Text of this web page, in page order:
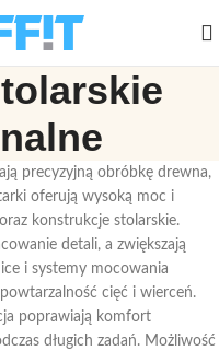
precyzyjną obróbkę drewna,
oferują wysoką moc i
konstrukcje stolarskie.
detali, a zwiększają
i systemy mocowania
cięć i wierceń.
poprawiają komfort
długich zadań. Możliwość